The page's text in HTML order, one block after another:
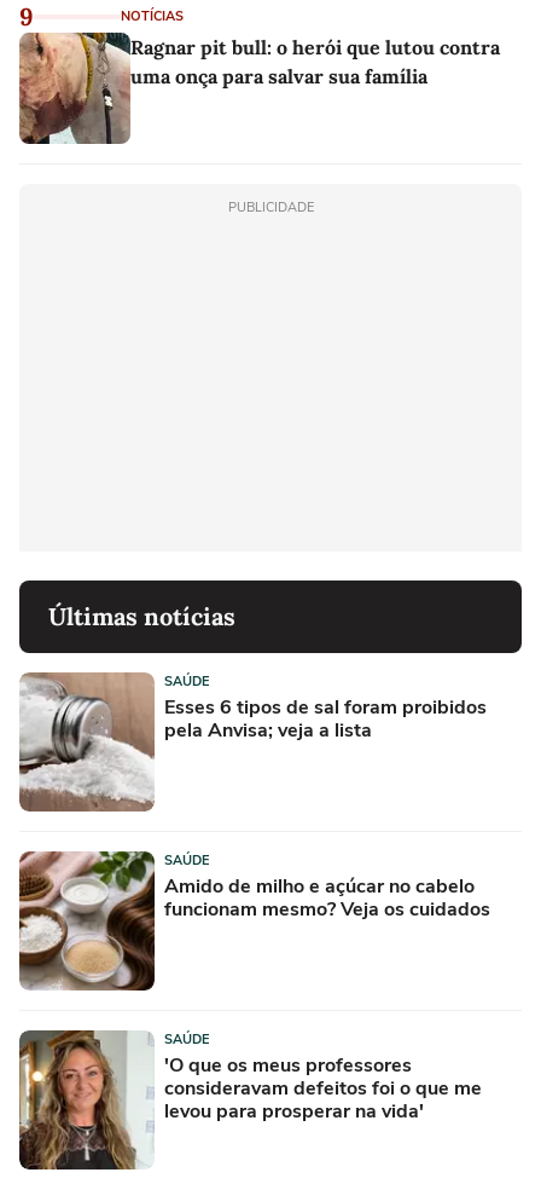
9 NOTÍCIAS
Ragnar pit bull: o herói que lutou contra
uma onça para salvar sua família
PUBLICIDADE
Últimas notícias
SAÚDE
Esses 6 tipos de sal foram proibidos
pela Anvisa; veja a lista
SAÚDE
Amido de milho e açúcar no cabelo
funcionam mesmo? Veja os cuidados
SAÚDE
'O que os meus professores
consideravam defeitos foi o que me
levou para prosperar na vida'